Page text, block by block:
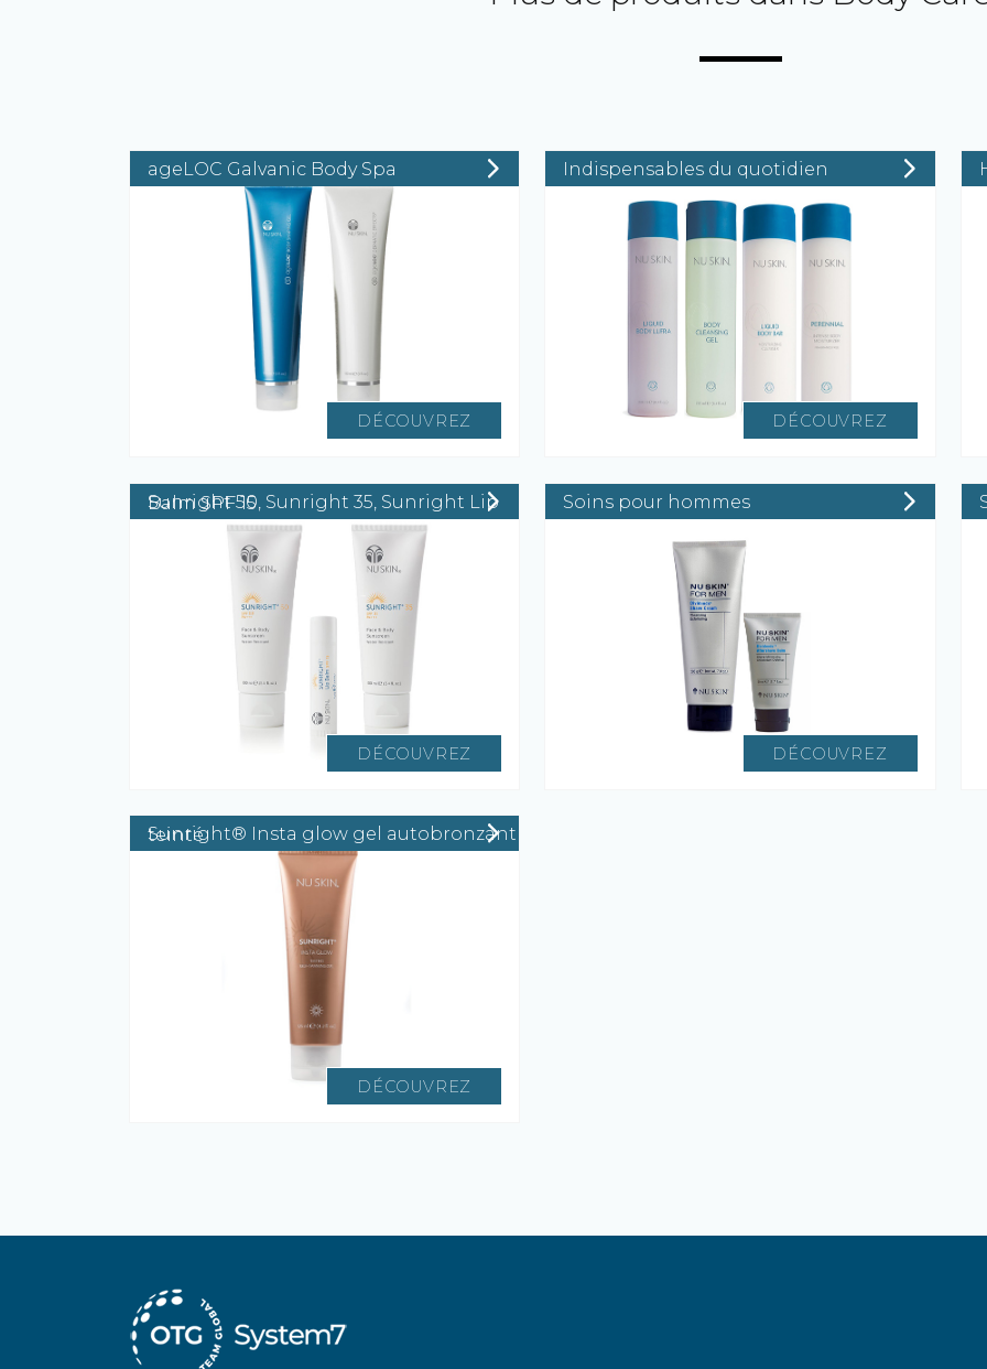
ageLOC Galvanic Body Spa
DÉCOUVREZ
Indispensables du quotidien
DÉCOUVREZ
Sunright 50, Sunright 35, Sunright Lip Balm SPF 15
DÉCOUVREZ
Soins pour hommes
DÉCOUVREZ
Sunright® Insta glow gel autobronzant teinté
DÉCOUVREZ